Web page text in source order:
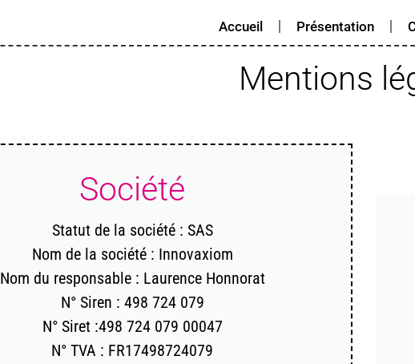
Accueil Présentation
Mentions
Société
Statut de la société : SAS
Nom de la société : Innovaxiom
Nom du responsable : Laurence Honnorat
N° Siren : 498 724 079
N° Siret :498 724 079 00047
N° TVA : FR17498724079